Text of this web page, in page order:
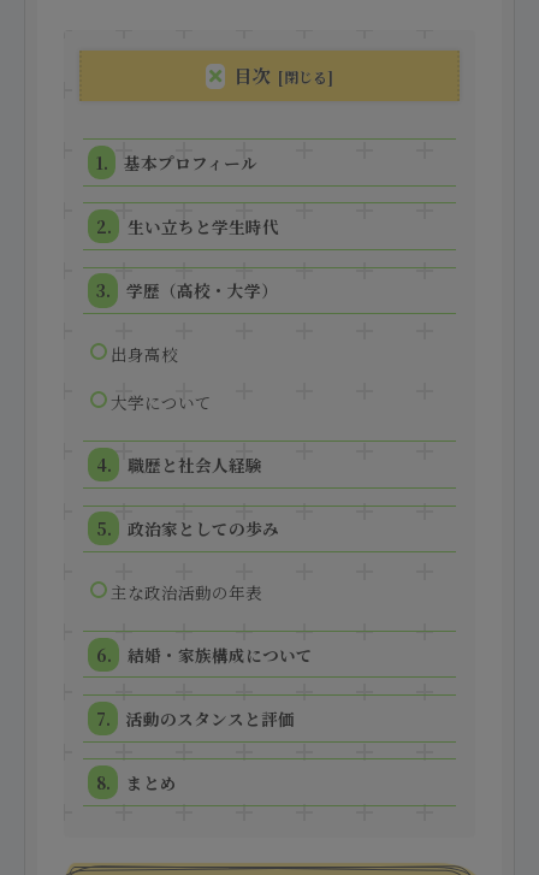
目次
基本プロフィール
生い立ちと学生時代
学歴（高校・大学）
出身高校
大学について
職歴と社会人経験
政治家としての歩み
主な政治活動の年表
結婚・家族構成について
活動のスタンスと評価
まとめ